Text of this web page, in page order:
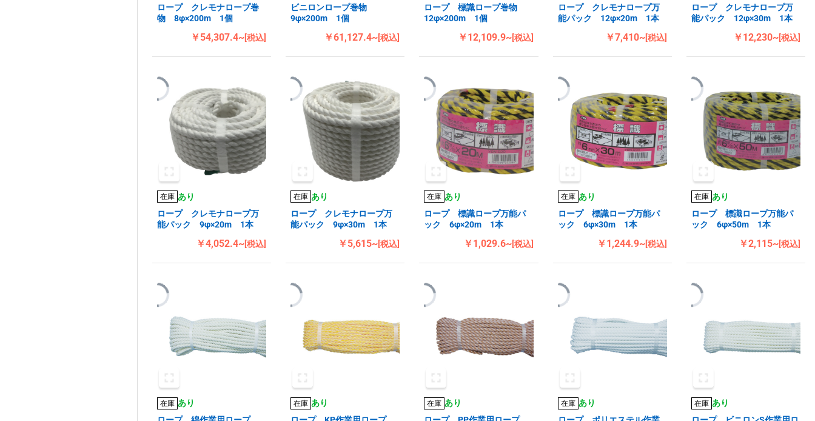
ロープ クレモナロープ巻
物 8φ×200m 1個
￥54,307.4~[税込]
ビニロンロープ巻物
9φ×200m 1個
￥61,127.4~[税込]
ロープ 標識ロープ巻物
12φ×200m 1個
￥12,109.9~[税込]
ロープ クレモナロープ万
能パック 12φ×20m 1本
￥7,410~[税込]
ロープ クレモナロープ万
能パック 12φ×30m 1本
￥12,230~[税込]
在庫 あり
ロープ クレモナロープ万
能パック 9φ×20m 1本
￥4,052.4~[税込]
在庫 あり
ロープ クレモナロープ万
能パック 9φ×30m 1本
￥5,615~[税込]
在庫 あり
ロープ 標識ロープ万能パ
ック 6φ×20m 1本
￥1,029.6~[税込]
在庫 あり
ロープ 標識ロープ万能パ
ック 6φ×30m 1本
￥1,244.9~[税込]
在庫 あり
ロープ 標識ロープ万能パ
ック 6φ×50m 1本
￥2,115~[税込]
在庫 あり
在庫 あり
在庫 あり
在庫 あり
在庫 あり